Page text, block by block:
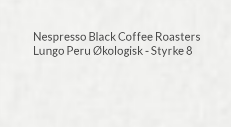
Nespresso Black Coffee Roasters
Lungo Peru Økologisk - Styrke 8